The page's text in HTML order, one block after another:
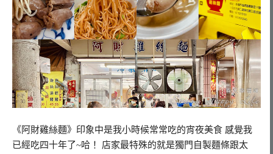
《阿財雞絲麵》印象中是我小時候常常吃的宵夜美食 感覺我
已經吃四十年了~哈！ 店家最特殊的就是獨門自製麵條跟太